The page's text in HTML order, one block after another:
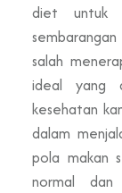
diet untuk
salah
ideal yang
kesehatan
dalam
pola makan
normal dan